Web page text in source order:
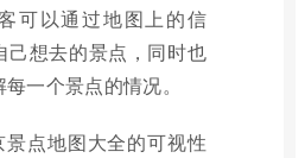
可以通过地图上的信
己想去的景点，同时也
一个景点的情况。
景点地图大全的可视性